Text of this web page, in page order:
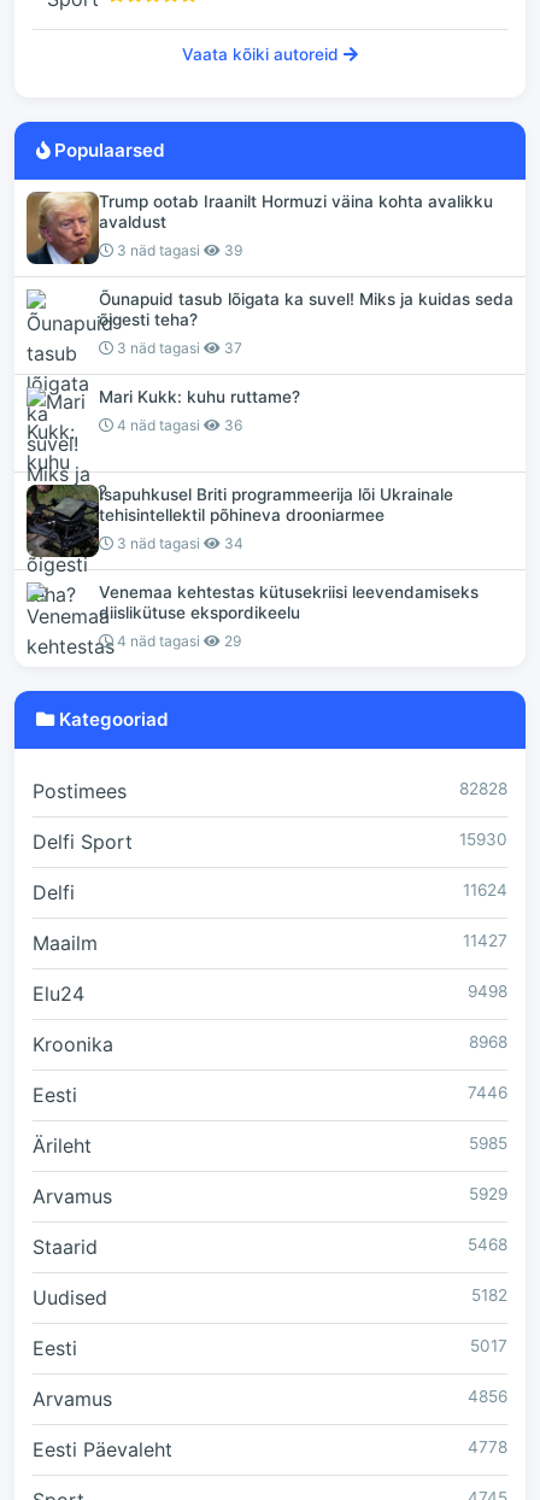
Vaata kõiki autoreid
Populaarsed
Trump ootab Iraanilt Hormuzi väina kohta avalikku
avaldust
3 näd tagasi 39
Õunapuid tasub lõigata ka suvel! Miks ja kuidas seda
õigesti teha?
3 näd tagasi 37
Mari Kukk: kuhu ruttame?
4 näd tagasi 36
Isapuhkusel Briti programmeerija lõi Ukrainale
tehisintellektil põhineva drooniarmee
3 näd tagasi 34
Venemaa kehtestas kütusekriisi leevendamiseks
diislikütuse ekspordikeelu
4 näd tagasi 29
Kategooriad
Postimees 82828
Delfi Sport 15930
Delfi 11624
Maailm 11427
Elu24 9498
Kroonika 8968
Eesti 7446
Ärileht 5985
Arvamus 5929
Staarid 5468
Uudised 5182
Eesti 5017
Arvamus 4856
Eesti Päevaleht 4778